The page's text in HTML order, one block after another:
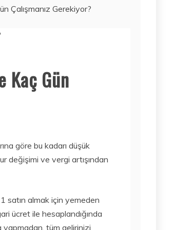
Çalışmanız Gerekiyor?
Kaç Gün
göre bu kadarı düşük
değişimi ve vergi artışından
satın almak için yemeden
ücret ile hesaplandığında
yapmadan, tüm gelirinizi
IÇECEKLERI
NERELERDEN
İŞTE 2020’NIN
EN IYI TABLET
MODELLERI! ÇOK
DAHA UCUZA…
Bilim